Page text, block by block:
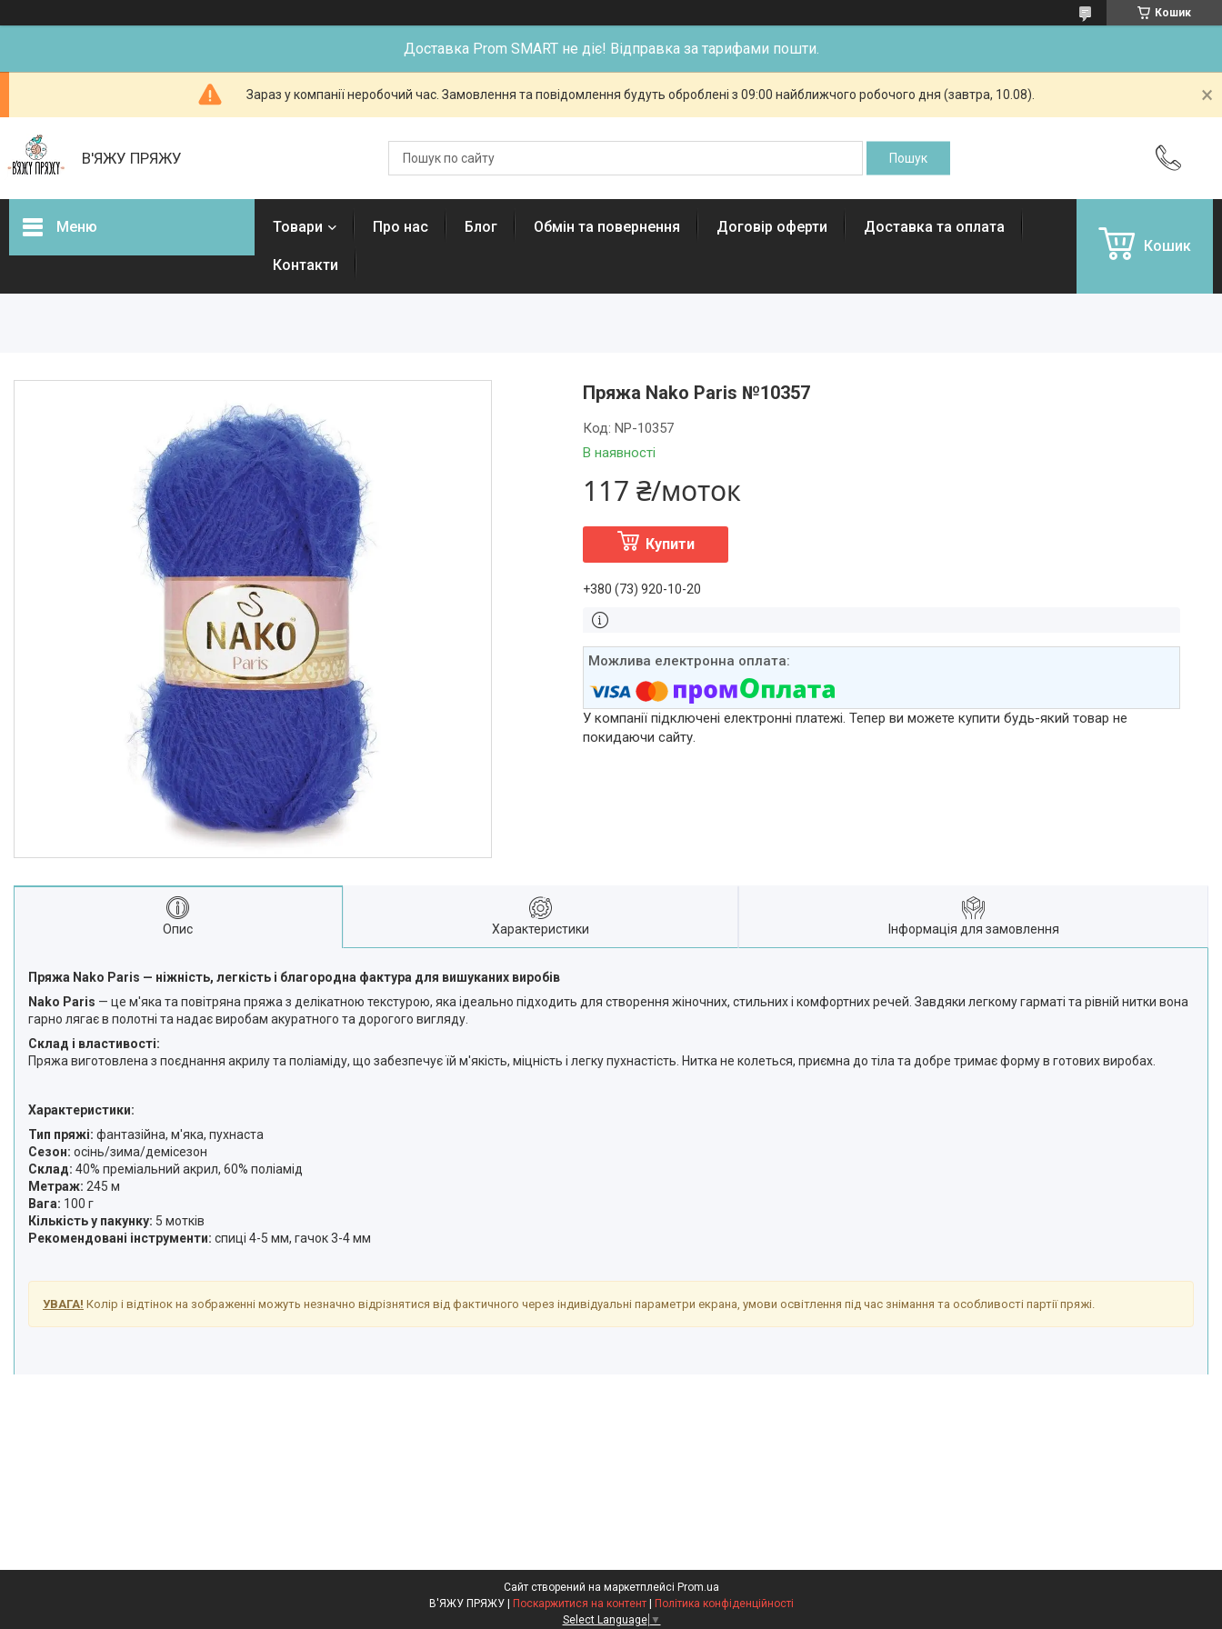
Кошик
Доставка Prom SMART не діє! Відправка за тарифами пошти.
Зараз у компанії неробочий час. Замовлення та повідомлення будуть оброблені з 09:00 найближчого робочого дня (завтра, 10.08).
В'ЯЖУ ПРЯЖУ
Меню Товари Про нас Блог Обмін та повернення Договір оферти Доставка та оплата
Контакти
Кошик
Пряжа Nako Paris №10357
В наявності
Код:NP-10357
117 ₴/моток
Купити
+380 (73) 920-10-20
У компанії підключені електронні платежі. Тепер ви можете купити будь-який товар не
покидаючи сайту.
Опис Характеристики Інформація для замовлення
Пряжа Nako Paris — ніжність, легкість і благородна фактура для вишуканих виробів
Nako Paris — це м'яка та повітряна пряжа з делікатною текстурою, яка ідеально підходить для створення жіночних, стильних і комфортних речей. Завдяки легкому гарматі та рівній нитки вона
гарно лягає в полотні та надає виробам акуратного та дорогого вигляду.
Склад і властивості:
Пряжа виготовлена з поєднання акрилу та поліаміду, що забезпечує їй м'якість, міцність і легку пухнастість. Нитка не колеться, приємна до тіла та добре тримає форму в готових виробах.
Характеристики:
Тип пряжі: фантазійна, м'яка, пухнаста
Сезон: осінь/зима/демісезон
Склад: 40% преміальний акрил, 60% поліамід
Метраж: 245 м
Вага: 100 г
Кількість у пакунку: 5 мотків
Рекомендовані інструменти: спиці 4-5 мм, гачок 3-4 мм
УВАГА! Колір і відтінок на зображенні можуть незначно відрізнятися від фактичного через індивідуальні параметри екрана, умови освітлення під час знімання та особливості партії пряжі.
Сайт створений на маркетплейсі Prom.ua
В'ЯЖУ ПРЯЖУ | Поскаржитися на контент | Політика конфіденційності
Select Language ▼